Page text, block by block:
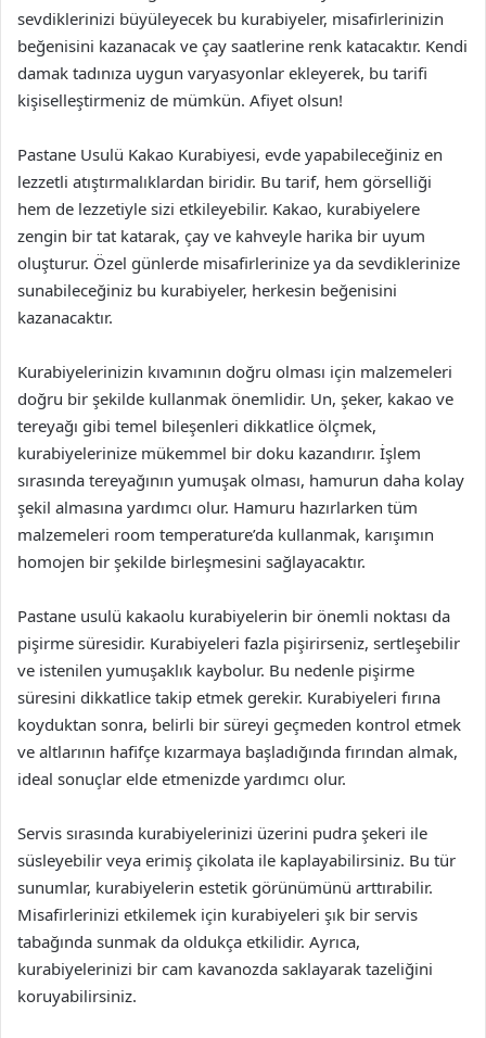
sevdiklerinizi büyüleyecek bu kurabiyeler, misafirlerinizin
beğenisini kazanacak ve çay saatlerine renk katacaktır. Kendi
damak tadınıza uygun varyasyonlar ekleyerek, bu tarifi
kişiselleştirmeniz de mümkün. Afiyet olsun!
Pastane Usulü Kakao Kurabiyesi, evde yapabileceğiniz en
lezzetli atıştırmalıklardan biridir. Bu tarif, hem görselliği
hem de lezzetiyle sizi etkileyebilir. Kakao, kurabiyelere
zengin bir tat katarak, çay ve kahveyle harika bir uyum
oluşturur. Özel günlerde misafirlerinize ya da sevdiklerinize
sunabileceğiniz bu kurabiyeler, herkesin beğenisini
kazanacaktır.
Kurabiyelerinizin kıvamının doğru olması için malzemeleri
doğru bir şekilde kullanmak önemlidir. Un, şeker, kakao ve
tereyağı gibi temel bileşenleri dikkatlice ölçmek,
kurabiyelerinize mükemmel bir doku kazandırır. İşlem
sırasında tereyağının yumuşak olması, hamurun daha kolay
şekil almasına yardımcı olur. Hamuru hazırlarken tüm
malzemeleri room temperature’da kullanmak, karışımın
homojen bir şekilde birleşmesini sağlayacaktır.
Pastane usulü kakaolu kurabiyelerin bir önemli noktası da
pişirme süresidir. Kurabiyeleri fazla pişirirseniz, sertleşebilir
ve istenilen yumuşaklık kaybolur. Bu nedenle pişirme
süresini dikkatlice takip etmek gerekir. Kurabiyeleri fırına
koyduktan sonra, belirli bir süreyi geçmeden kontrol etmek
ve altlarının hafifçe kızarmaya başladığında fırından almak,
ideal sonuçlar elde etmenizde yardımcı olur.
Servis sırasında kurabiyelerinizi üzerini pudra şekeri ile
süsleyebilir veya erimiş çikolata ile kaplayabilirsiniz. Bu tür
sunumlar, kurabiyelerin estetik görünümünü arttırabilir.
Misafirlerinizi etkilemek için kurabiyeleri şık bir servis
tabağında sunmak da oldukça etkilidir. Ayrıca,
kurabiyelerinizi bir cam kavanozda saklayarak tazeliğini
koruyabilirsiniz.